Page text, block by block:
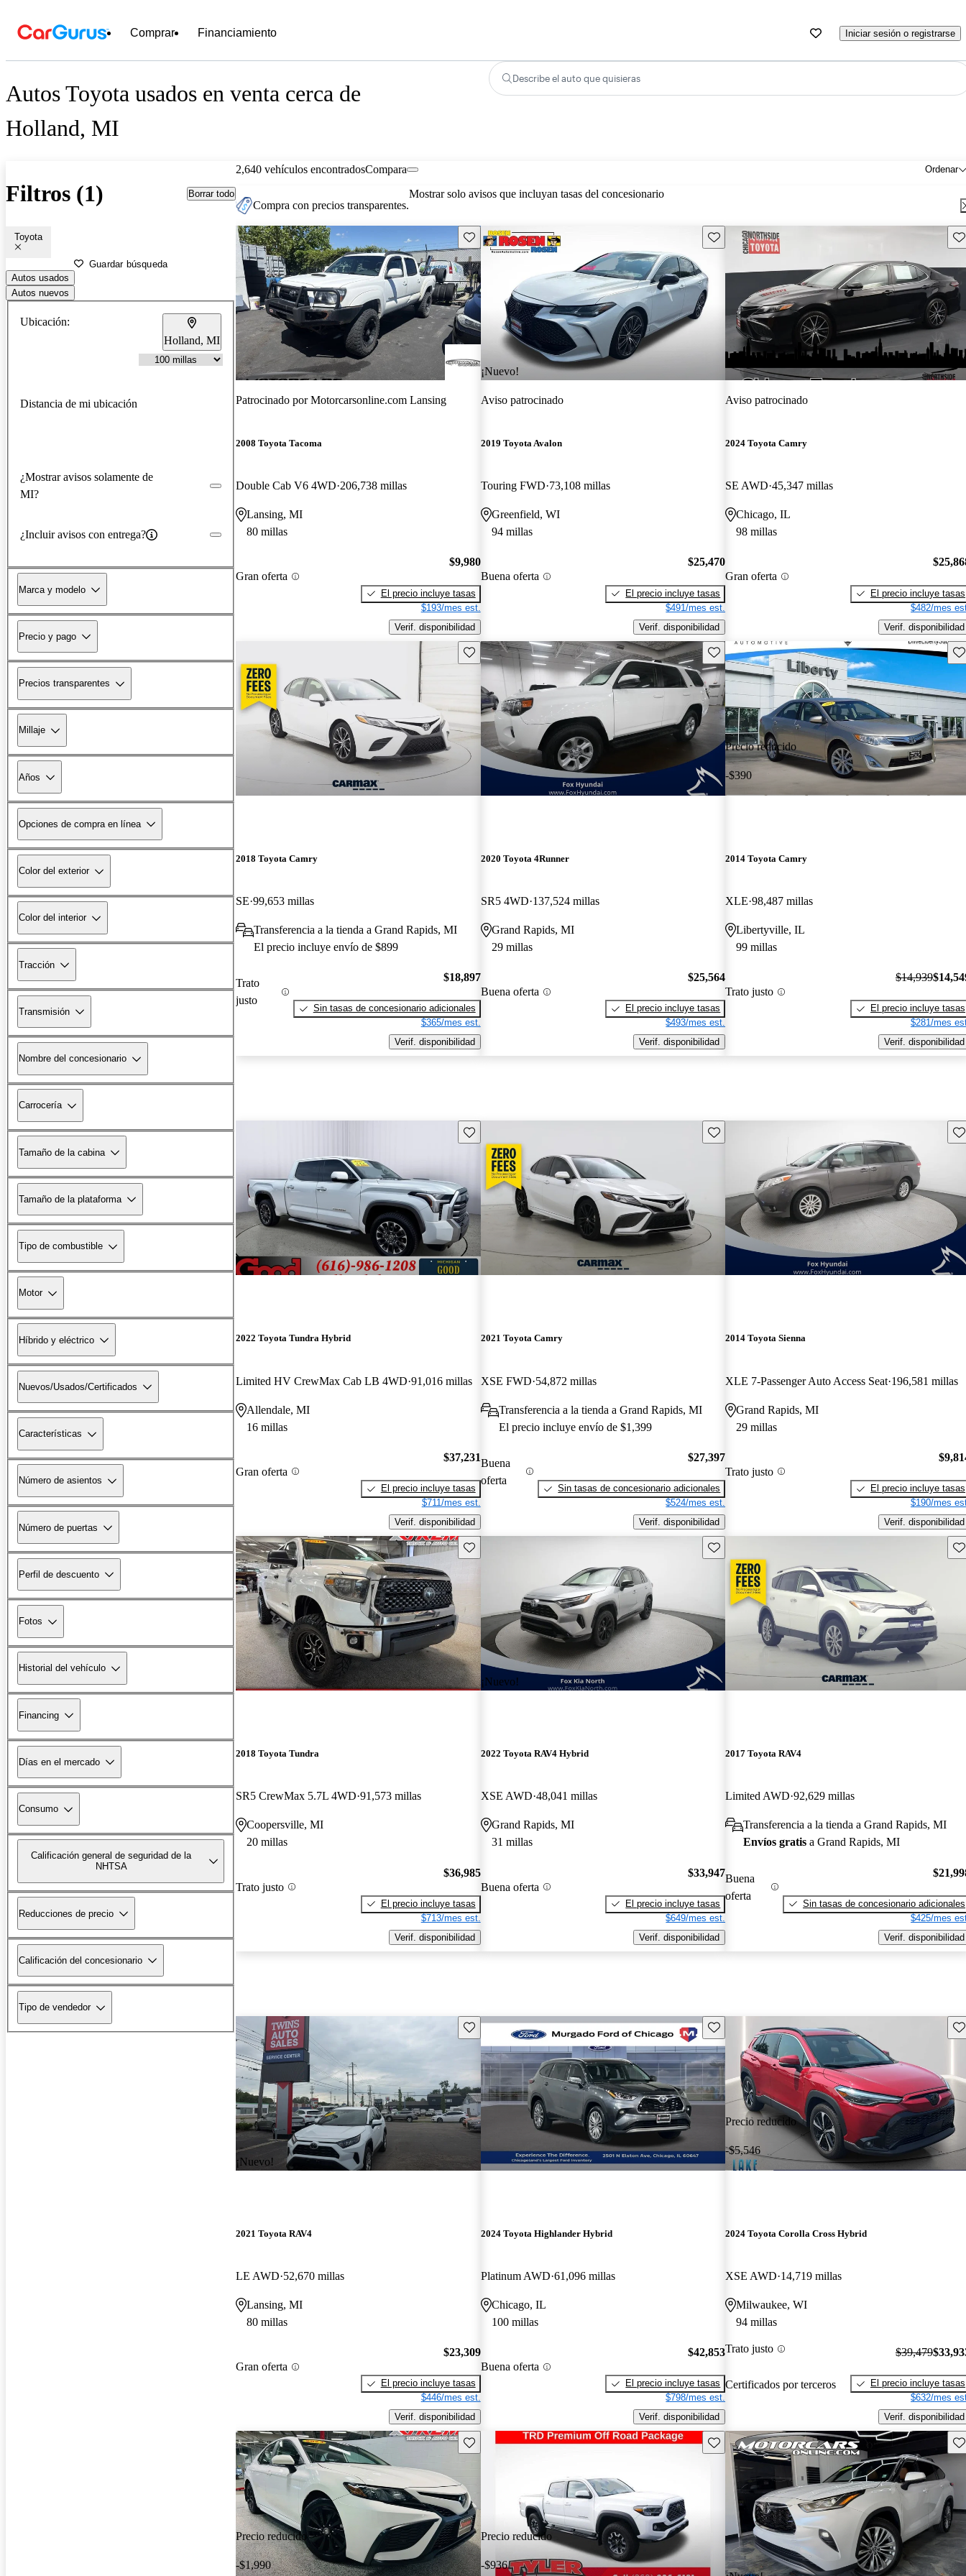
Comprar Financiamiento Iniciar sesión o registrarse
Autos Toyota usados en venta cerca de
Holland, MI
Describe el auto que quisieras
Filtros (1) Borrar todo
Toyota
Guardar búsqueda
Autos usados
Autos nuevos
Ubicación:
Holland, MI
Distancia de mi ubicación
¿Mostrar avisos solamente de
MI?
¿Incluir avisos con entrega?
Marca y modelo
Precio y pago
Precios transparentes
Millaje
Años
Opciones de compra en línea
Color del exterior
Color del interior
Tracción
Transmisión
Nombre del concesionario
Carrocería
Tamaño de la cabina
Tamaño de la plataforma
Tipo de combustible
Motor
Híbrido y eléctrico
Nuevos/Usados/Certificados
Características
Número de asientos
Número de puertas
Perfil de descuento
Fotos
Historial del vehículo
Financing
Días en el mercado
Consumo
Calificación general de seguridad de la
NHTSA
Reducciones de precio
Calificación del concesionario
Tipo de vendedor
2,640 vehículos encontrados Ordenar
Compara
Compra con precios transparentes.
Mostrar solo avisos que incluyan tasas del concesionario
Guarda este Aviso
Patrocinado porMotorcarsonline.com Lansing
2008 Toyota Tacoma
Double Cab V6 4WD 206,738 millas
Lansing, MI
80 millas
Gran oferta
$9,980
El precio incluye tasas
$193/mes est.
Verif. disponibilidad
¡Nuevo!
Guarda este Aviso
Aviso patrocinado
2019 Toyota Avalon
Touring FWD 73,108 millas
Greenfield, WI
94 millas
Buena oferta
$25,470
El precio incluye tasas
$491/mes est.
Verif. disponibilidad
Aviso patrocinado
2024 Toyota Camry
SE AWD 45,347 millas
Chicago, IL
98 millas
Gran oferta
El precio incluye tasas
$482/mes
Verif. disponibilidad
Guarda este Aviso
2018 Toyota Camry
SE 99,653 millas
Transferencia a la tienda a Grand Rapids, MI
El precio incluye envío de $899
Trato
justo
$18,897
Sin tasas de concesionario adicionales
$365/mes est.
Verif. disponibilidad
Guarda este Aviso
2020 Toyota 4Runner
SR5 4WD 137,524 millas
Grand Rapids, MI
29 millas
Buena oferta
$25,564
El precio incluye tasas
$493/mes est.
Verif. disponibilidad
Precio reducido
-$390
2014 Toyota Camry
XLE 98,487 millas
Libertyville, IL
99 millas
Trato justo
$14,939
El precio incluye tasas
$281/mes
Verif. disponibilidad
Guarda este Aviso
2022 Toyota Tundra Hybrid
Limited HV CrewMax Cab LB 4WD 91,016 millas
Allendale, MI
16 millas
Gran oferta
$37,231
El precio incluye tasas
$711/mes est.
Verif. disponibilidad
Guarda este Aviso
2021 Toyota Camry
XSE FWD 54,872 millas
Transferencia a la tienda a Grand Rapids, MI
El precio incluye envío de $1,399
Buena
oferta
$27,397
Sin tasas de concesionario adicionales
$524/mes est.
Verif. disponibilidad
2014 Toyota Sienna
XLE 7-Passenger Auto Access Seat 196,581 millas
Grand Rapids, MI
29 millas
Trato justo
El precio incluye tasas
$190/mes
Verif. disponibilidad
Guarda este Aviso
2018 Toyota Tundra
SR5 CrewMax 5.7L 4WD 91,573 millas
Coopersville, MI
20 millas
Trato justo
$36,985
El precio incluye tasas
$713/mes est.
Verif. disponibilidad
¡Nuevo!
Guarda este Aviso
2022 Toyota RAV4 Hybrid
XSE AWD 48,041 millas
Grand Rapids, MI
31 millas
Buena oferta
$33,947
El precio incluye tasas
$649/mes est.
Verif. disponibilidad
2017 Toyota RAV4
Limited AWD 92,629 millas
Transferencia a la tienda a Grand Rapids, MI
Envíos gratis a Grand Rapids, MI
Buena
oferta
Sin tasas de concesionario adicionales
$425/mes
Verif. disponibilidad
¡Nuevo!
Guarda este Aviso
2021 Toyota RAV4
LE AWD 52,670 millas
Lansing, MI
80 millas
Gran oferta
$23,309
El precio incluye tasas
$446/mes est.
Verif. disponibilidad
Guarda este Aviso
2024 Toyota Highlander Hybrid
Platinum AWD 61,096 millas
Chicago, IL
100 millas
Buena oferta
$42,853
El precio incluye tasas
$798/mes est.
Verif. disponibilidad
Precio reducido
-$5,546
2024 Toyota Corolla Cross Hybrid
XSE AWD 14,719 millas
Milwaukee, WI
94 millas
Trato justo
Certificados por terceros
$39,479
El precio incluye tasas
$632/mes
Verif. disponibilidad
Precio reducido
-$1,990
Guarda este Aviso
Precio reducido
-$936
Guarda este Aviso